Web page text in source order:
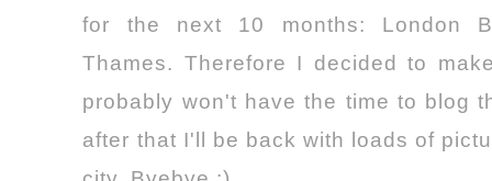
for the next 10 months: London
Thames. Therefore I decided to
probably won't have the time to blog
after that I'll be back with loads of